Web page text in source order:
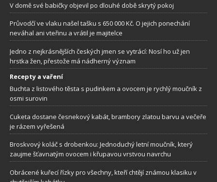
V domě své babičky objevil po dlouhé době skrytý pokoj
Průvodčí ve vlaku našel tašku s 650 000 Kč. O jejich ponechání
neváhal ani vteřinu a vrátil je majitelce
Jedno z nejkrásnějších českých jmen se vytrácí: Nosí ho už jen
hrstka žen, přestože má nádherný význam
Recepty a vaření
Buchta z listového těsta s pudinkem a ovocem je rychlý moučník z
osmi surovin
Cuketa dostane česnekový kabát, brambory zlatou barvu a večeře
je rázem vyřešená
Broskvový koláč s drobenkou: Jednoduchý letní moučník, který
zaujme šťavnatým ovocem i křupavou vrstvou navrchu
Obrácené kuřecí řízky pro všechny, kteří chtějí známou klasiku v